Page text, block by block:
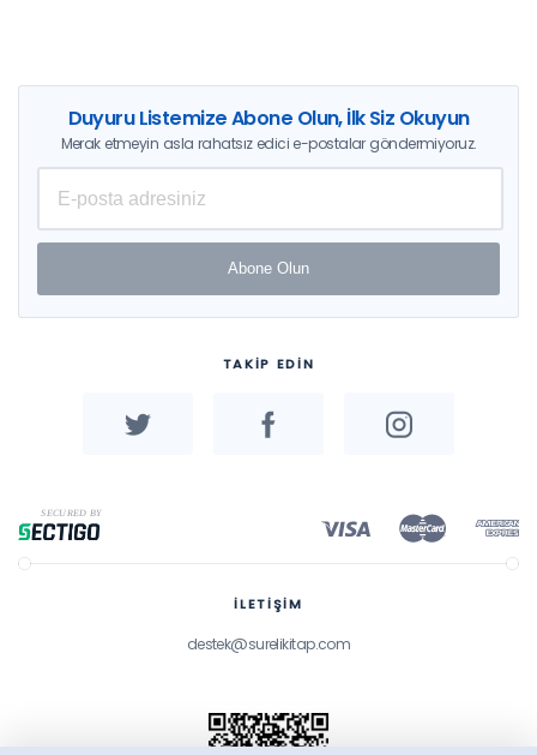
Duyuru Listemize Abone Olun, İlk Siz Okuyun
Merak etmeyin asla rahatsız edici e-postalar göndermiyoruz.
Abone Olun
TAKİP EDİN
İLETİŞİM
destek@surelikitap.com